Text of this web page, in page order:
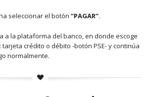
seleccionar el botón “PAGAR”.
a la plataforma del banco, en donde escoge
crédito o débito -botón PSE- y continúa
normalmente.